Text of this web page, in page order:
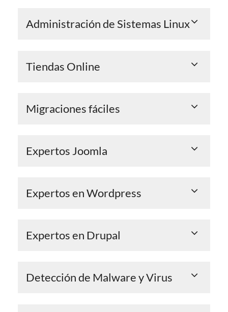
Administración de Sistemas Linux
Tiendas Online
Migraciones fáciles
Expertos Joomla
Expertos en Wordpress
Expertos en Drupal
Detección de Malware y Virus